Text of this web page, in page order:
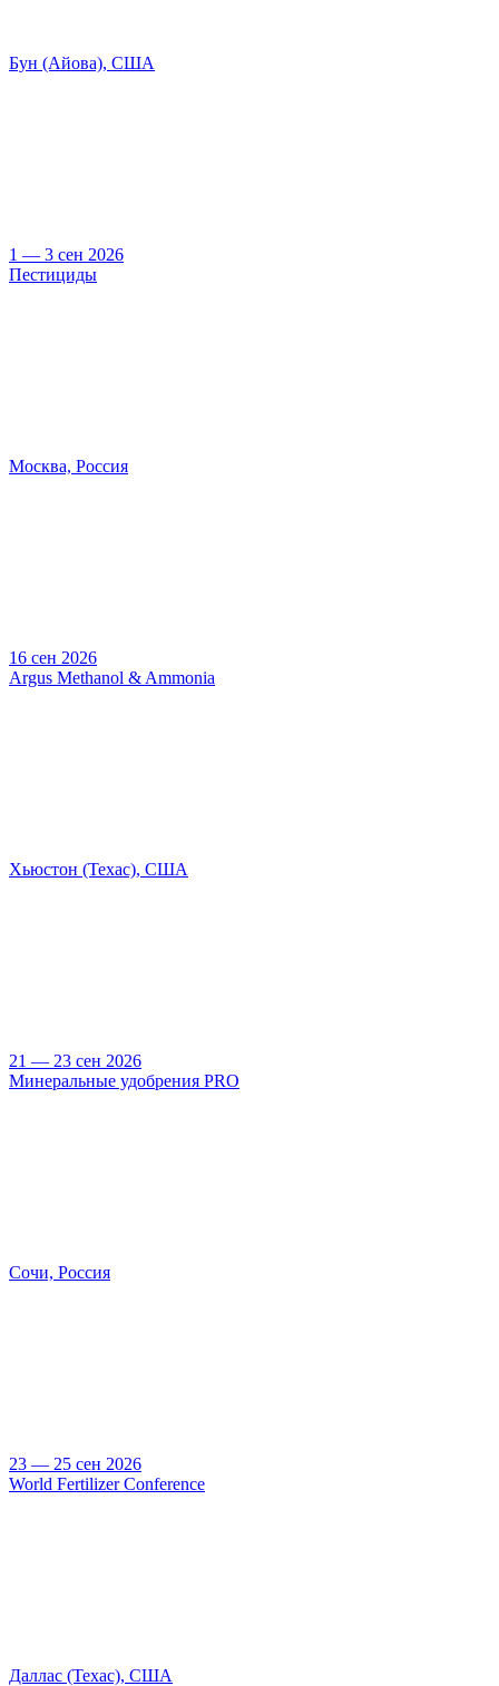
Бун (Айова), США
1 — 3 сен 2026
Пестициды
Москва, Россия
16 сен 2026
Argus Methanol & Ammonia
Хьюстон (Техас), США
21 — 23 сен 2026
Минеральные удобрения PRO
Сочи, Россия
23 — 25 сен 2026
World Fertilizer Conference
Даллас (Техас), США